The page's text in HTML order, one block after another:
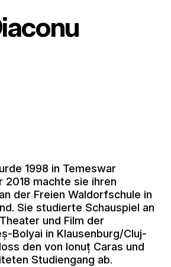
1998 in Temeswar
2018 machte sie ihren
der Freien Waldorfschule in
Sie studierte Schauspiel an
und Film der
Bolyai in Klausenburg/Cluj-
den von Ionuț Caras und
Studiengang ab.